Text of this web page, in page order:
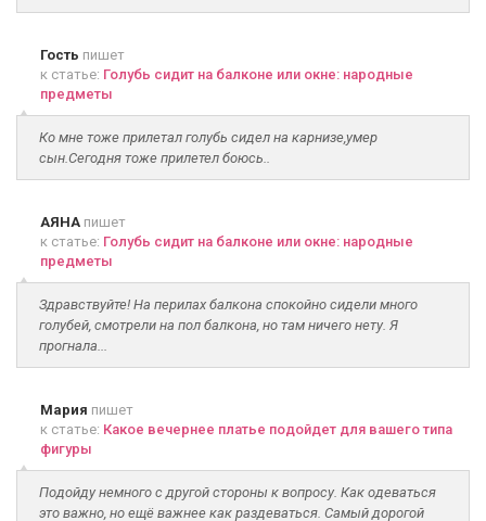
Гость пишет
к статье: Голубь сидит на балконе или окне: народные
предметы
Ко мне тоже прилетал голубь сидел на карнизе,умер
сын.Сегодня тоже прилетел боюсь..
АЯНА пишет
к статье: Голубь сидит на балконе или окне: народные
предметы
Здравствуйте! На перилах балкона спокойно сидели много
голубей, смотрели на пол балкона, но там ничего нету. Я
прогнала...
Мария пишет
к статье: Какое вечернее платье подойдет для вашего типа
фигуры
Подойду немного с другой стороны к вопросу. Как одеваться
это важно, но ещё важнее как раздеваться. Самый дорогой